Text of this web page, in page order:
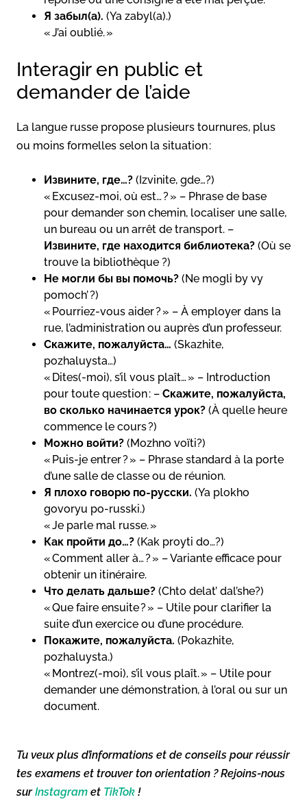
Я забыл(а). (Ya zabyl(a).)
« J’ai oublié. »
Interagir en public et
demander de l’aide
La langue russe propose plusieurs tournures, plus
ou moins formelles selon la situation :
Извините, где…? (Izvinite, gde…?)
« Excusez-moi, où est… ? » – Phrase de base
pour demander son chemin, localiser une salle,
un bureau ou un arrêt de transport. –
Извините, где находится библиотека? (Où se
trouve la bibliothèque ?)
Не могли бы вы помочь? (Ne mogli by vy
pomoch’ ?)
« Pourriez-vous aider ? » – À employer dans la
rue, l’administration ou auprès d’un professeur.
Скажите, пожалуйста… (Skazhite,
pozhaluysta…)
« Dites(-moi), s’il vous plaît… » – Introduction
pour toute question : – Скажите, пожалуйста,
во сколько начинается урок? (À quelle heure
commence le cours ?)
Можно войти? (Mozhno voïti?)
« Puis-je entrer ? » – Phrase standard à la porte
d’une salle de classe ou de réunion.
Я плохо говорю по-русски. (Ya plokho
govoryu po-russki.)
« Je parle mal russe. »
Как пройти до…? (Kak proyti do…?)
« Comment aller à… ? » – Variante efficace pour
obtenir un itinéraire.
Что делать дальше? (Chto delat’ dal’she?)
« Que faire ensuite ? » – Utile pour clarifier la
suite d’un exercice ou d’une procédure.
Покажите, пожалуйста. (Pokazhite,
pozhaluysta.)
« Montrez(-moi), s’il vous plaît. » – Utile pour
demander une démonstration, à l’oral ou sur un
document.
Tu veux plus d’informations et de conseils pour réussir
tes examens et trouver ton orientation ? Rejoins-nous
surInstagram et TikTok !